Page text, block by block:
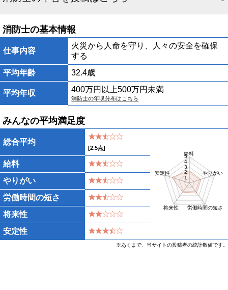
消防士の基本情報
仕事内容
火災から人命を守り、人々の安全を確保
する
平均年齢
32.4歳
平均年収 400万円以上500万円未満
消防士の年収分布はこちら
みんなの平均満足度
総合平均
[2.5点]
1
2
3
4
5
給料
やりがい
労働時間の短さ
将来性
安定性
給料
やりがい
労働時間の短さ
将来性
安定性
※あくまで、当サイトの投稿者の統計数値です。